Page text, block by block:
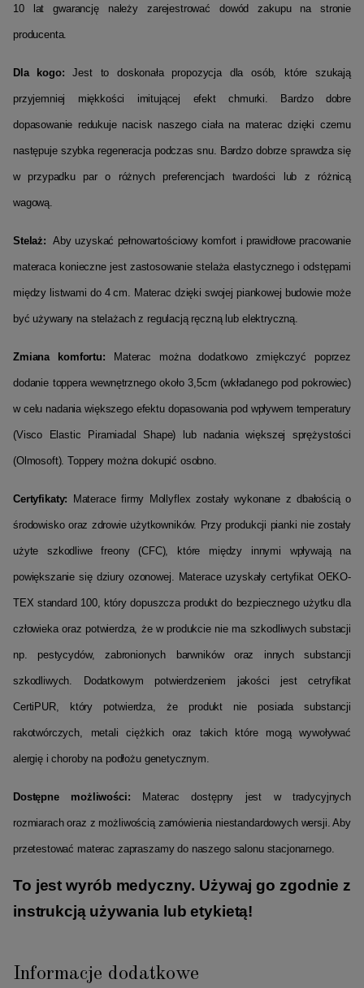
10 lat gwarancję należy zarejestrować dowód zakupu na stronie
producenta.
Dla kogo:Jest to doskonała propozycja dla osób, które szukają
przyjemniej miękkości imitującej efekt chmurki. Bardzo dobre
dopasowanie redukuje nacisk naszego ciała na materac dzięki czemu
następuje szybka regeneracja podczas snu. Bardzo dobrze sprawdza się
w przypadku par o różnych preferencjach twardości lub z różnicą
wagową.
Stelaż: Aby uzyskać pełnowartościowy komfort i prawidłowe pracowanie
materaca konieczne jest zastosowanie stelaża elastycznego i odstępami
między listwami do 4 cm. Materac dzięki swojej piankowej budowie może
być używany na stelażach z regulacją ręczną lub elektryczną.
Zmiana komfortu: Materac można dodatkowo zmiękczyć poprzez
dodanie toppera wewnętrznego około 3,5cm (wkładanego pod pokrowiec)
w celu nadania większego efektu dopasowania pod wpływem temperatury
(Visco Elastic Piramiadal Shape) lub nadania większej sprężystości
(Olmosoft). Toppery można dokupić osobno.
Certyfikaty: Materace firmy Mollyflex zostały wykonane z dbałością o
środowisko oraz zdrowie użytkowników. Przy produkcji pianki nie zostały
użyte szkodliwe freony (CFC), które między innymi wpływają na
powiększanie się dziury ozonowej. Materace uzyskały certyfikat OEKO-
TEX standard 100, który dopuszcza produkt do bezpiecznego użytku dla
człowieka oraz potwierdza, że w produkcie nie ma szkodliwych substacji
np. pestycydów, zabronionych barwników oraz innych substancji
szkodliwych. Dodatkowym potwierdzeniem jakości jest cetryfikat
CertiPUR, który potwierdza, że produkt nie posiada substancji
rakotwórczych, metali ciężkich oraz takich które mogą wywoływać
alergię i choroby na podłożu genetycznym.
Dostępne możliwości: Materac dostępny jest w tradycyjnych
rozmiarach oraz z możliwością zamówienia niestandardowych wersji. Aby
przetestować materac zapraszamy do naszego salonu stacjonarnego.
To jest wyrób medyczny. Używaj go zgodnie z
instrukcją używania lub etykietą!
Informacje dodatkowe